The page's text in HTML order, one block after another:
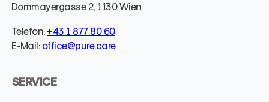
Dommayergasse 2, 1130 Wien
Telefon:+43 1 877 80 60
E-Mail:office@pure.care
SERVICE